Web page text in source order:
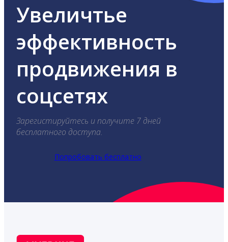
Увеличтье
эффективность
продвижения в
соцсетях
Зарегистируйтесь и получите 7 дней
бесплатного доступа.
Попробовать бесплатно